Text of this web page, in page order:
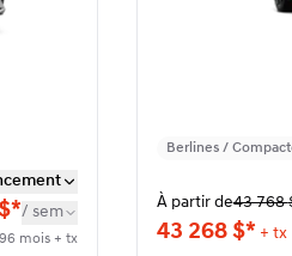
*/ sem
96 mois + tx
Berlines /
À partir de43 768
43 268 $* + tx